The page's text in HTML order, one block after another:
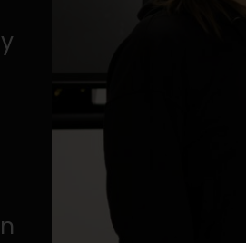
arduous
inspiration
roasters,
and each
we represent
And this is